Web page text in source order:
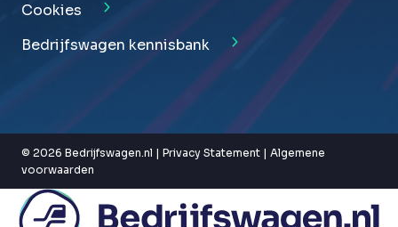
Cookies
Bedrijfswagen kennisbank
© 2026 Bedrijfswagen.nl | Privacy Statement | Algemene
voorwaarden